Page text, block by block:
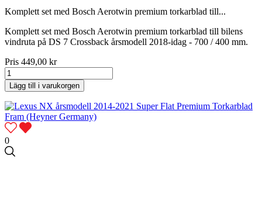
Komplett set med Bosch Aerotwin premium torkarblad till...
Komplett set med Bosch Aerotwin premium torkarblad till bilens
vindruta på DS 7 Crossback årsmodell 2018-idag - 700 / 400 mm.
Pris 449,00 kr
Lägg till i varukorgen
0